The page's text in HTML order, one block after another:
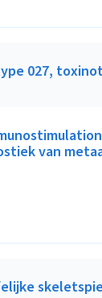
027,
van